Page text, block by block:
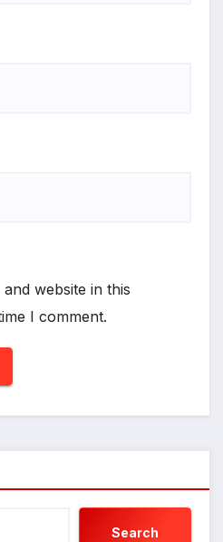
website in this
I comment.
Search